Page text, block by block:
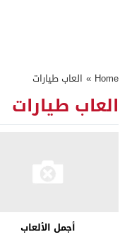
Home
» العاب طيارات
العاب طيارات
أجمل الألعاب